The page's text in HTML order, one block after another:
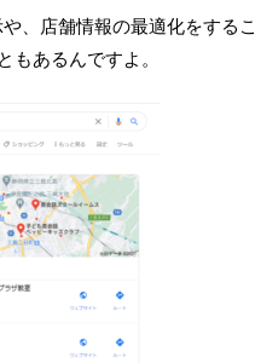
、店舗情報の最適化をする
もあるんですよ。